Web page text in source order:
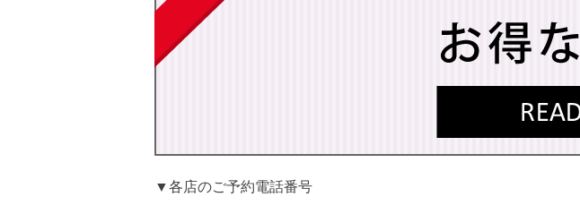
▼各店のご予約電話番号